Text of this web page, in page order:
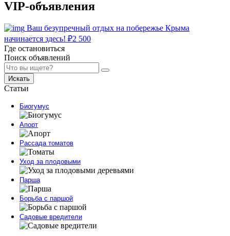
VIP-объявления
Ваш безупречный отдых на побережье Крыма
начинается здесь! ₽2 500
Где остановиться
Поиск объявлений
Искать
Статьи
Биогумус
Апорт
Рассада томатов
Уход за плодовыми
Парша
Борьба с паршой
Садовые вредители